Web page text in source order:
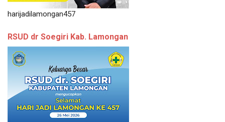
harijadilamongan457
RSUD dr Soegiri Kab. Lamongan